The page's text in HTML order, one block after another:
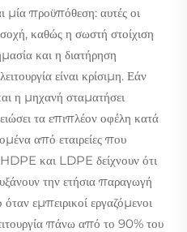
προϋπόθεση: αυτές οι
καθώς η σωστή στοίχιση
και η διατήρηση
είναι κρίσιμη. Εάν
η μηχανή σταματήσει
τα επιπλέον οφέλη κατά
από εταιρείες που
και LDPE δείχνουν ότι
την ετήσια παραγωγή
εμπειρικοί εργαζόμενοι
πάνω από το 90% του